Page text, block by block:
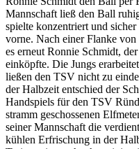
Mannschaft ließ den Ball
spielte konzentriert und
vorne. Nach einer Flanke
es erneut Ronnie Schmidt,
einköpfte. Die Jungs
ließen den TSV nicht zu
der Halbzeit entschied der
Handspiels für den TSV
stramm geschossenen
seiner Mannschaft die
kühlen Erfrischung in der